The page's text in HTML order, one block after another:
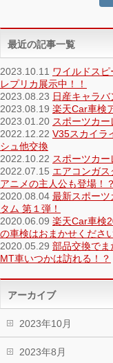
最近の記事一覧
2023.10.11 ワイルドス
レプリカ展示中！！
2023.08.23 日産キャラ
2023.08.19 楽天Car車検
2023.01.20 スポーツカ
2022.12.22 V35スカイラ
シュ他交換
2022.10.22 スポーツカ
2022.07.15 エアコンガ
アニメの主人公も登場！
2020.08.04 最新スポーツ
タム 第１弾！
2020.06.09 楽天Car車検
の車検はおまかせくださ
2020.05.29 部品交換でま
MT車いつかは訪れる！？
アーカイブ
2023年10月
2023年8月